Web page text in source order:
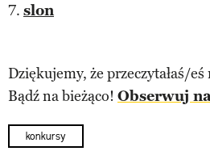
7. slon
Dziękujemy, że przeczytałaś/
Bądź na bieżąco! Obserwuj
konkursy